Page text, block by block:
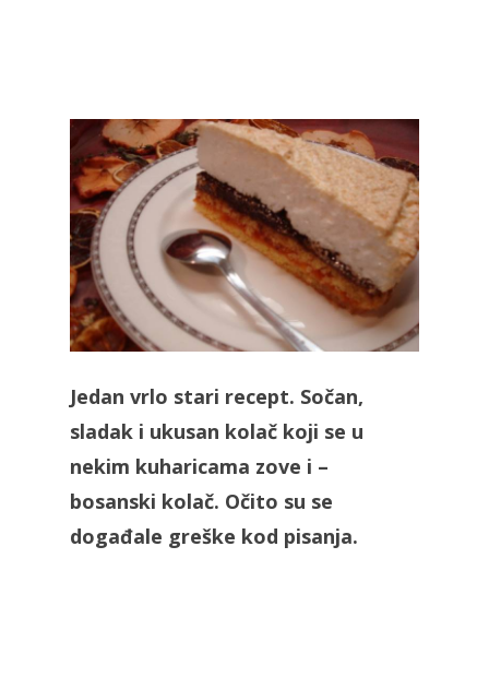
Jedan vrlo stari recept. Sočan,
sladak i ukusan kolač koji se u
nekim kuharicama zove i –
bosanski kolač. Očito su se
događale greške kod pisanja.